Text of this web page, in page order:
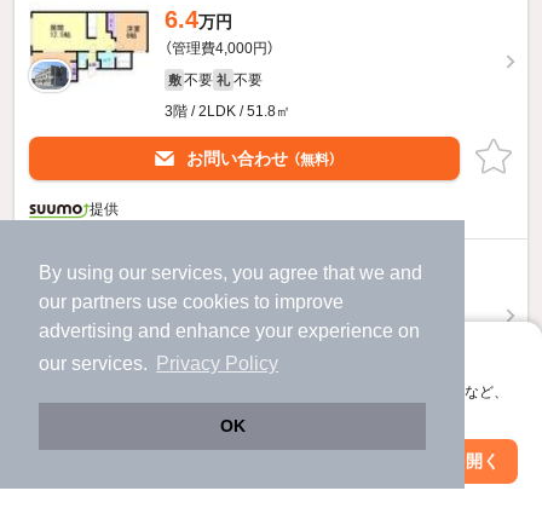
By using our services, you agree that we and
our partners use cookies to improve
advertising and enhance your experience on
our services.
Privacy Policy
OK
アプリに切り替えて、サクサクお部屋探し
会員登録なしですぐ使える。マップ検索やお気に入り保存など、
アプリを開く
6.4万円
（管理費4,000円）
敷 不要 礼 不要
3階 / 2LDK / 51.8㎡
お問い合わせ （無料）
提供
6.4万円
（管理費4,000円）
敷 不要 礼 不要
2階 / 2LDK / 51.8㎡
絞り込み条件を変更